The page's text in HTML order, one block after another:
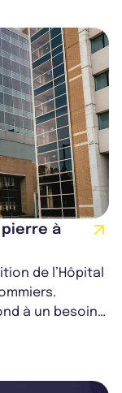
pierre à
de l’Hôpital
à un besoin